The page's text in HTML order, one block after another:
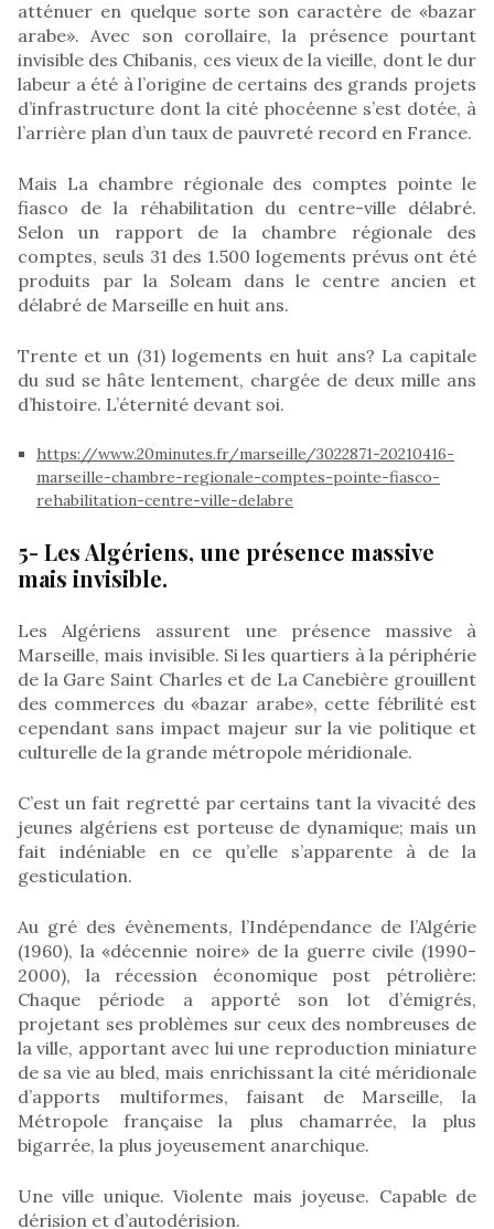
atténuer en quelque sorte son caractère de «bazar
arabe». Avec son corollaire, la présence pourtant
invisible des Chibanis, ces vieux de la vieille, dont le dur
labeur a été à l’origine de certains des grands projets
d’infrastructure dont la cité phocéenne s’est dotée, à
l’arrière plan d’un taux de pauvreté record en France.
Mais La chambre régionale des comptes pointe le
fiasco de la réhabilitation du centre-ville délabré.
Selon un rapport de la chambre régionale des
comptes, seuls 31 des 1.500 logements prévus ont été
produits par la Soleam dans le centre ancien et
délabré de Marseille en huit ans.
Trente et un (31) logements en huit ans? La capitale
du sud se hâte lentement, chargée de deux mille ans
d’histoire. L’éternité devant soi.
https://www.20minutes.fr/marseille/3022871-20210416-
marseille-chambre-regionale-comptes-pointe-fiasco-
rehabilitation-centre-ville-delabre
5- Les Algériens, une présence massive
mais invisible.
Les Algériens assurent une présence massive à
Marseille, mais invisible. Si les quartiers à la périphérie
de la Gare Saint Charles et de La Canebière grouillent
des commerces du «bazar arabe», cette fébrilité est
cependant sans impact majeur sur la vie politique et
culturelle de la grande métropole méridionale.
C’est un fait regretté par certains tant la vivacité des
jeunes algériens est porteuse de dynamique; mais un
fait indéniable en ce qu’elle s’apparente à de la
gesticulation.
Au gré des évènements, l’Indépendance de l’Algérie
(1960), la «décennie noire» de la guerre civile (1990-
2000), la récession économique post pétrolière:
Chaque période a apporté son lot d’émigrés,
projetant ses problèmes sur ceux des nombreuses de
la ville, apportant avec lui une reproduction miniature
de sa vie au bled, mais enrichissant la cité méridionale
d’apports multiformes, faisant de Marseille, la
Métropole française la plus chamarrée, la plus
bigarrée, la plus joyeusement anarchique.
Une ville unique. Violente mais joyeuse. Capable de
dérision et d’autodérision.